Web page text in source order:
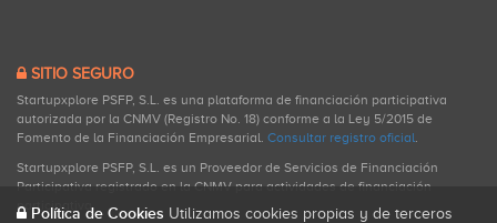
SITIO SEGURO
Startupxplore PSFP, S.L. es una plataforma de financiación participativa
autorizada por la CNMV (Registro No. 18) conforme a la Ley 5/2015 de
Fomento de la Financiación Empresarial. Consultar registro oficial.
Startupxplore PSFP, S.L. es un Proveedor de Servicios de Financiación
Participativa registrado en la CNMV para actividades de financiación
participativa.
Política de Cookies Utilizamos cookies propias y de terceros